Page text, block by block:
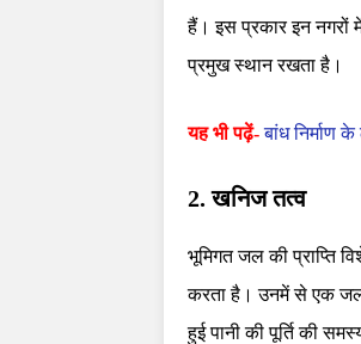
हैं। इस प्रकार इन नगरों
प्रमुख स्थान रखता है।
यह भी पढ़ें-बांध निर्माण
2. खनिज तत्व
भूमिगत जल की प्राप्ति
करता है। उनमें से एक जल
हुई पानी की पूर्ति की